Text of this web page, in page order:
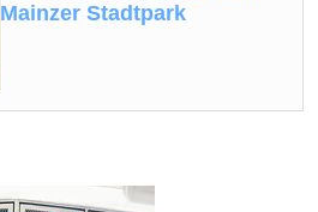
Mainzer Stadtpark